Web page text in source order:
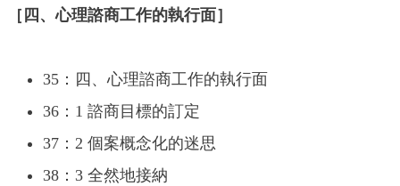
［四、心理諮商工作的執行面］
35：四、心理諮商工作的執行面
36：1 諮商目標的訂定
37：2 個案概念化的迷思
38：3 全然地接納